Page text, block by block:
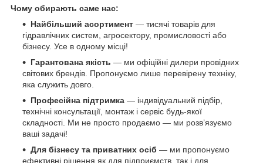
Чому обирають саме нас:
Найбільший асортимент — тисячі товарів для
гідравлічних систем, агросектору, промисловості або
бізнесу. Усе в одному місці!
Гарантована якість — ми офіційні дилери провідних
світових брендів. Пропонуємо лише перевірену техніку,
яка служить довго.
Професійна підтримка — індивідуальний підбір,
технічні консультації, монтаж і сервіс будь-якої
складності. Ми не просто продаємо — ми розв’язуємо
ваші задачі!
Для бізнесу та приватних осіб — ми пропонуємо
ефективні рішення як для підприємств, так і для